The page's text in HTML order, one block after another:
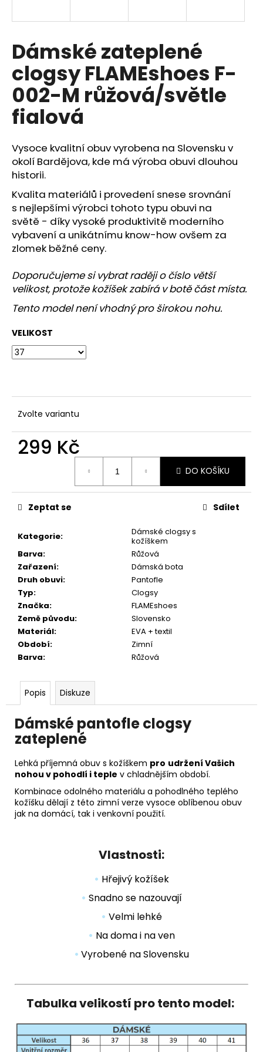
Dámské zateplené
clogsy FLAMEshoes F-
002-M růžová/světle
fialová
Vysoce kvalitní obuv vyrobena na Slovensku v
okolí Bardějova, kde má výroba obuvi dlouhou
historii.
Kvalita materiálů i provedení snese srovnání
s nejlepšími výrobci tohoto typu obuvi na
světě - díky vysoké produktivitě moderního
vybavení a unikátnímu know-how ovšem za
zlomek běžné ceny.
Doporučujeme si vybrat raději o číslo větší
velikost, protožekožíšek zabírá v botě část místa.
Tento model není vhodný pro širokou nohu.
VELIKOST
Zvolte variantu
299 Kč
DO KOŠÍKU
Kategorie:
Dámské clogsy s
kožíškem
Barva:
Růžová
Zařazení:
Dámská bota
Druh obuvi:
Pantofle
Typ:
Clogsy
Značka:
FLAMEshoes
Země původu:
Slovensko
Materiál:
EVA + textil
Období:
Zimní
Barva: Růžová
Zeptat se Sdílet
Popis Diskuze
Dámské pantofle clogsy
zateplené
Lehká příjemná obuv s kožíškem pro udržení Vašich
nohou v pohodlí i teple v chladnějším období.
Kombinace odolného materiálu a pohodlného teplého
kožíšku dělají z této zimní verze vysoce oblíbenou obuv
jak na domácí, tak i venkovní použití.
Vlastnosti:
• Hřejivý kožíšek
• Snadno se nazouvají
• Velmi lehké
• Na doma i na ven
• Vyrobené na Slovensku
Tabulka velikostí pro tento model:
í
t
?
D
o
p
o
r
u
u
j
e
m
e